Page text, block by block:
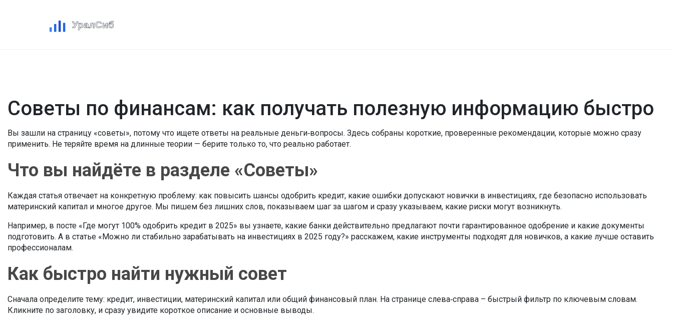
Советы по финансам: как получать полезную информацию быстро
Вы зашли на страницу «советы», потому что ищете ответы на реальные деньги‑вопросы. Здесь собраны короткие, проверенные рекомендации, которые можно сразу
применить. Не теряйте время на длинные теории — берите только то, что реально работает.
Что вы найдёте в разделе «Советы»
Каждая статья отвечает на конкретную проблему: как повысить шансы одобрить кредит, какие ошибки допускают новички в инвестициях, где безопасно использовать
материнский капитал и многое другое. Мы пишем без лишних слов, показываем шаг за шагом и сразу указываем, какие риски могут возникнуть.
Например, в посте «Где могут 100% одобрить кредит в 2025» вы узнаете, какие банки действительно предлагают почти гарантированное одобрение и какие документы
подготовить. А в статье «Можно ли стабильно зарабатывать на инвестициях в 2025 году?» расскажем, какие инструменты подходят для новичков, а какие лучше оставить
профессионалам.
Как быстро найти нужный совет
Сначала определите тему: кредит, инвестиции, материнский капитал или общий финансовый план. На странице слева‑справа – быстрый фильтр по ключевым словам.
Кликните по заголовку, и сразу увидите короткое описание и основные выводы.